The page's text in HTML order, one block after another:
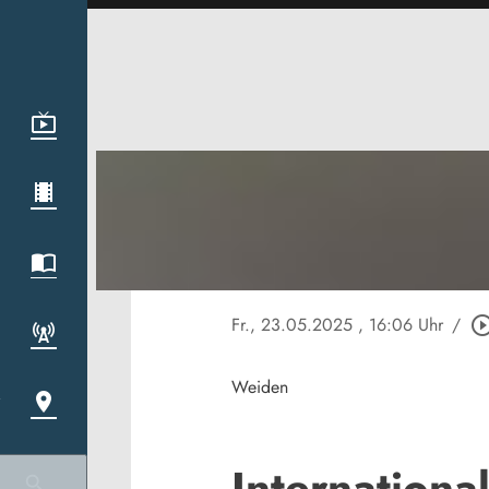
Fr., 23.05.2025 , 16:06 Uhr /
Weiden